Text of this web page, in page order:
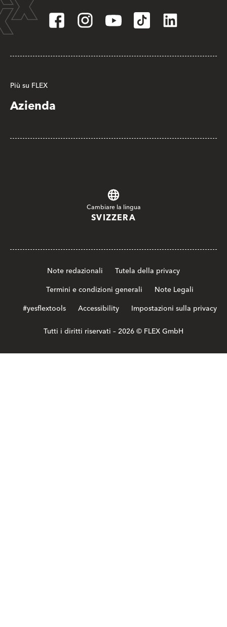
Più su FLEX
Azienda
Cambiare la lingua
SVIZZERA
Note redazionali
Tutela della privacy
Termini e condizioni generali
Note Legali
#yesflextools
Accessibility
Impostazioni sulla privacy
Tutti i diritti riservati – 2026 © FLEX GmbH